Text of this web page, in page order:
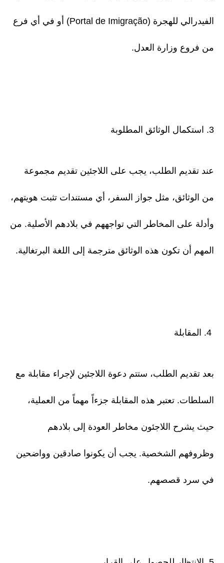
الفيدرالي للهجرة (Portal de Imigração) أو في أي فرع
من فروع وزارة العدل.
3. استكمال الوثائق المطلوبة
عند تقديم الطلب، يجب على اللاجئين تقديم مجموعة
من الوثائق، مثل جواز السفر، أي مستندات تثبت هويتهم،
وأدلة على المخاطر التي تواجههم في بلادهم الأصلية. من
المهم أن تكون هذه الوثائق مترجمة إلى اللغة البرتغالية.
بعد تقديم الطلب، ستتم دعوة اللاجئين لإجراء مقابلة مع
السلطات. تعتبر هذه المقابلة جزءاً مهماً من العملية،
حيث يشرح اللاجئون مخاطر العودة إلى بلادهم
وظروفهم الشخصية. يجب أن يكونوا صادقين وواضحين
في سرد قصصهم.